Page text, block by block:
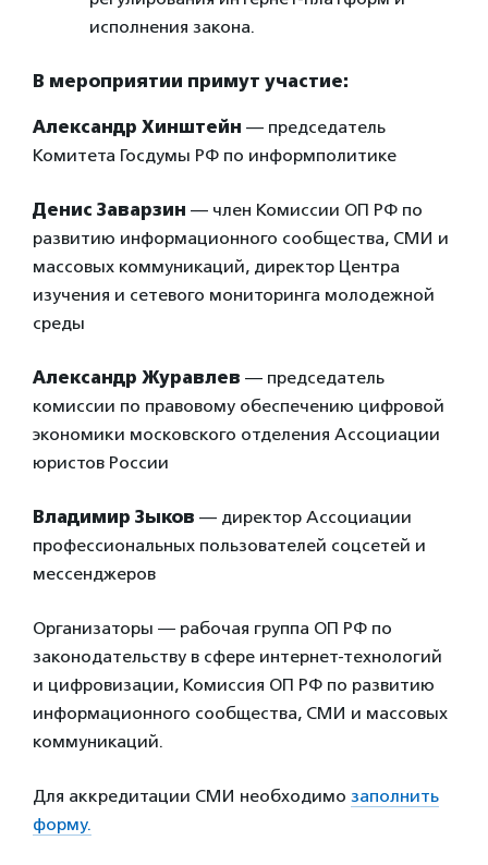
исполнения закона.
В мероприятии примут участие:
Александр Хинштейн — председатель
Комитета Госдумы РФ по информполитике
Денис Заварзин — член Комиссии ОП РФ по
развитию информационного сообщества, СМИ и
массовых коммуникаций, директор Центра
изучения и сетевого мониторинга молодежной
среды
Александр Журавлев — председатель
комиссии по правовому обеспечению цифровой
экономики московского отделения Ассоциации
юристов России
Владимир Зыков — директор Ассоциации
профессиональных пользователей соцсетей и
мессенджеров
Организаторы ― рабочая группа ОП РФ по
законодательству в сфере интернет-технологий
и цифровизации, Комиссия ОП РФ по развитию
информационного сообщества, СМИ и массовых
коммуникаций.
Для аккредитации СМИ необходимо заполнить
форму.